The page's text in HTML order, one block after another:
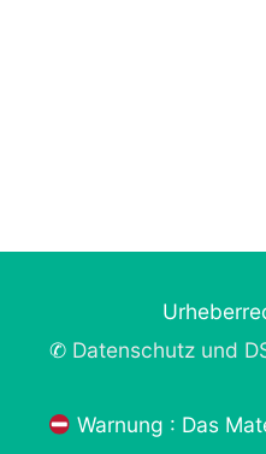
✆ Datenschutz und
Warnung : Das